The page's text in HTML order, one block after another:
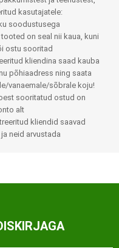
kasutajatele:
soodustusega
on seal nii kaua, kuni
ostu sooritad
kliendina saad kauba
põhiaadress ning saata
vanaemale/sõbrale koju!
sooritatud ostud on
alt
kliendid saavad
neid arvustada